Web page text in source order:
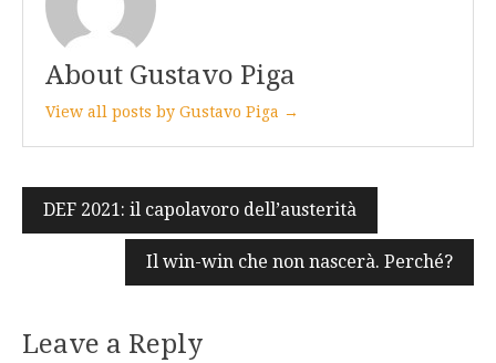
About Gustavo Piga
View all posts by Gustavo Piga →
Post
navigation
DEF 2021: il capolavoro dell’austerità
Il win-win che non nascerà. Perché?
Leave a Reply